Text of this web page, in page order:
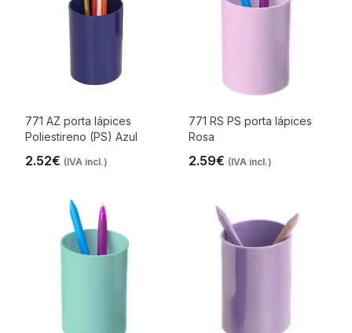
771 AZ porta lápices
Poliestireno (PS) Azul
2.52€ (IVA incl.)
771 RS PS porta lápices
Rosa
2.59€ (IVA incl.)